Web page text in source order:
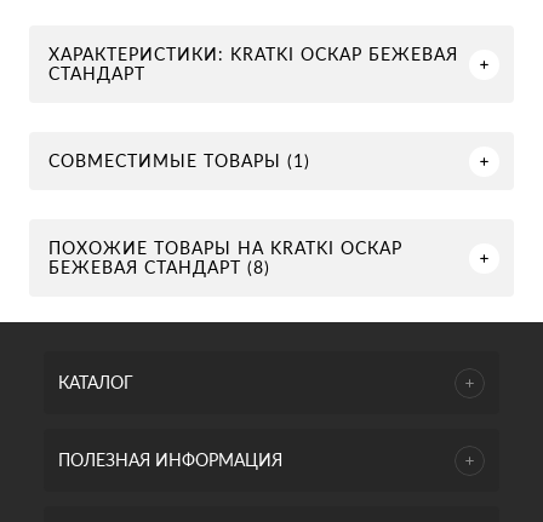
ХАРАКТЕРИСТИКИ: KRATKI ОСКАР БЕЖЕВАЯ
СТАНДАРТ
СОВМЕСТИМЫЕ ТОВАРЫ (1)
ПОХОЖИЕ ТОВАРЫ НА KRATKI ОСКАР
БЕЖЕВАЯ СТАНДАРТ (8)
КАТАЛОГ
ПОЛЕЗНАЯ ИНФОРМАЦИЯ